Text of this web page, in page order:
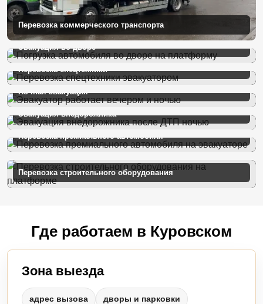
Перевозка коммерческого транспорта
Эвакуация во дворе
Перевозка спецтехники
Ночная эвакуация
Эвакуация внедорожника
Перевозка премиального автомобиля
Перевозка строительного оборудования
Где работаем в Куровском
Зона выезда
адрес вызова дворы и парковки